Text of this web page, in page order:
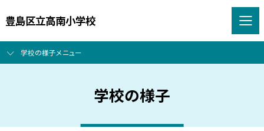
豊島区立高南小学校
学校の様子メニュー
学校の様子